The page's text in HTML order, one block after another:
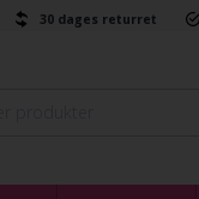
30 dages returret